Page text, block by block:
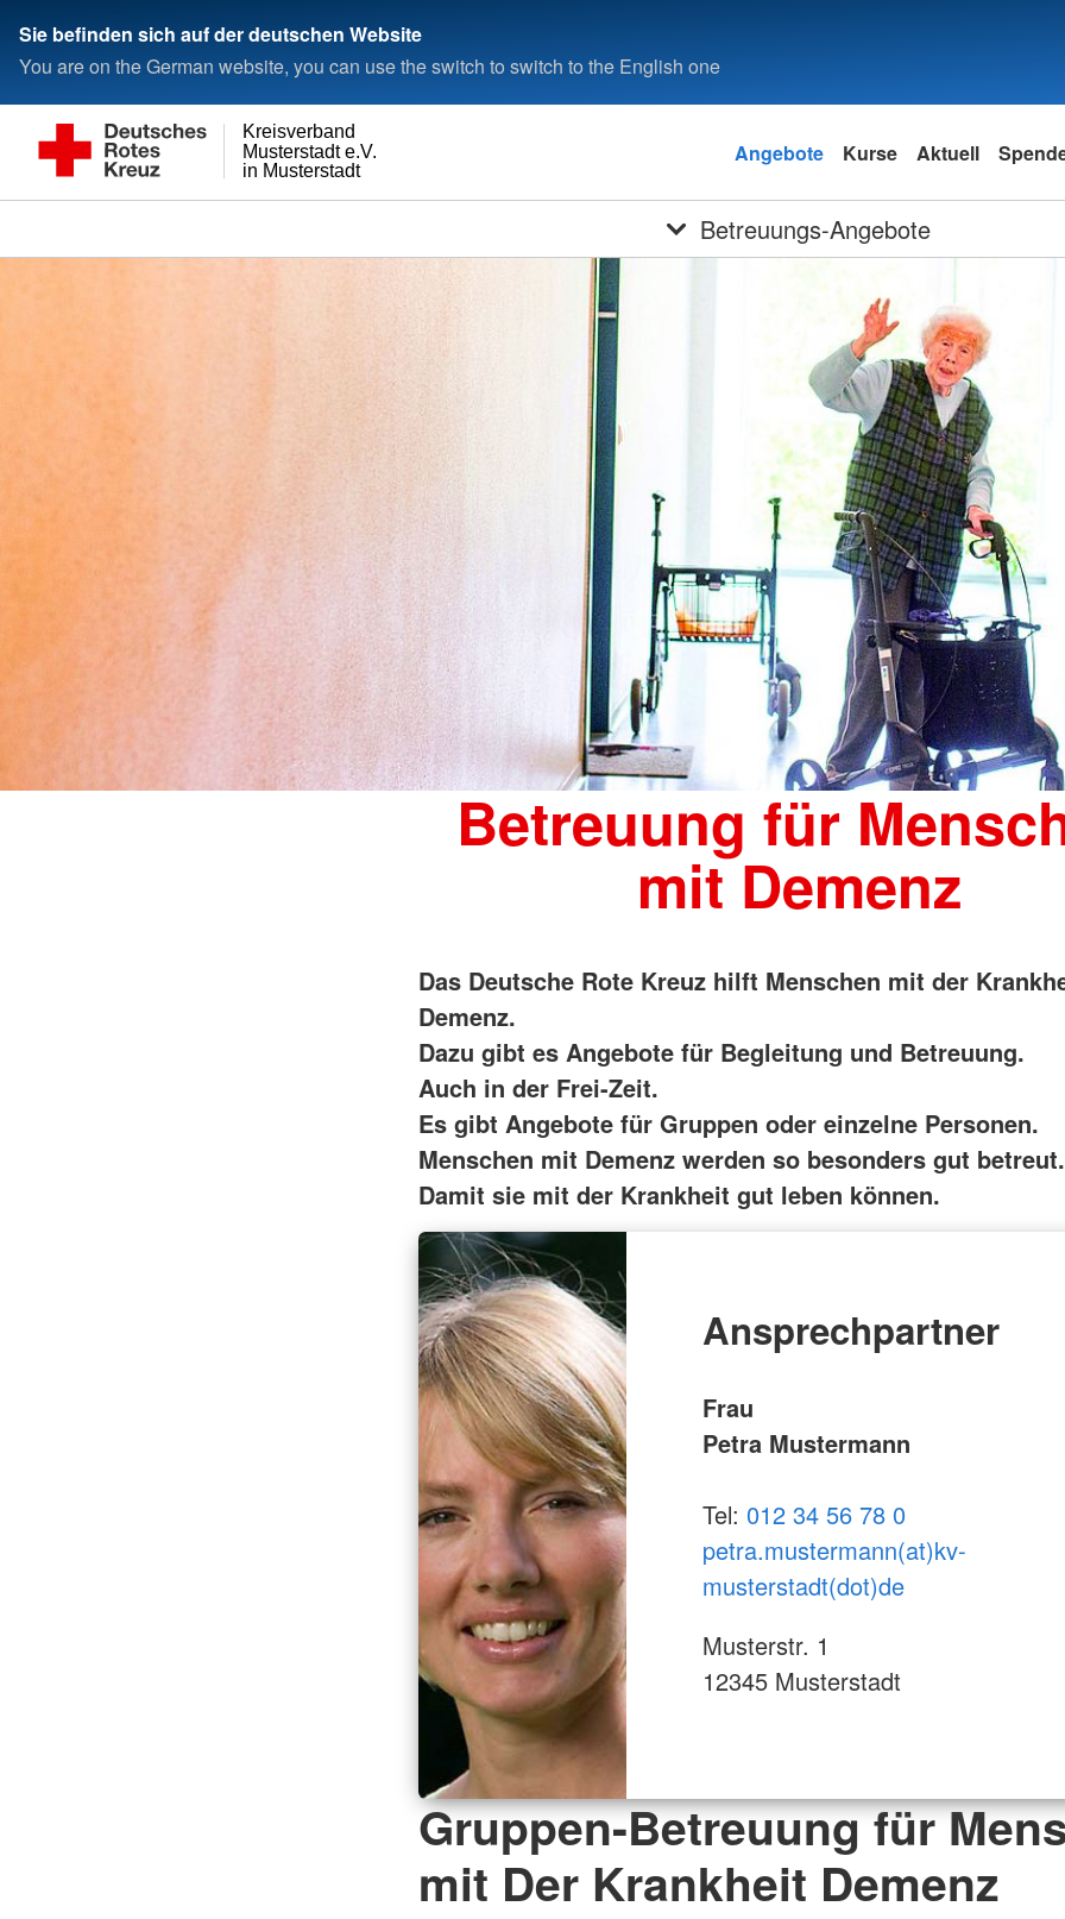
Sie befinden sich auf der deutschen Website
You are on the German website, you can use the switch to switch to the English one
in Musterstadt
Musterstadt e.V.
Kreisverband
Angebote Kurse Aktuell
Betreuungs-Angebote
Betreuung für
mit Demenz
Das Deutsche Rote Kreuz hilft Menschen mit der
Demenz.
Dazu gibt es Angebote für Begleitung und Betreuung.
Auch in der Frei-Zeit.
Es gibt Angebote für Gruppen oder einzelne Personen.
Menschen mit Demenz werden so besonders gut betreut.
Damit sie mit der Krankheit gut leben können.
Ansprechpartner
Frau
Petra Mustermann
Tel: 012 34 56 78 0
petra.mustermann(at)kv-
musterstadt(dot)de
Musterstr. 1
12345 Musterstadt
Gruppen-Betreuung für
mit Der Krankheit Demenz